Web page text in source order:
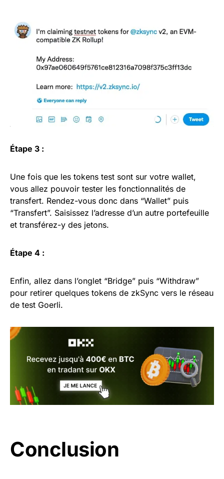
Étape 3 :
Une fois que les tokens test sont sur votre wallet,
vous allez pouvoir tester les fonctionnalités de
transfert. Rendez-vous donc dans “Wallet” puis
“Transfert”. Saisissez l’adresse d’un autre portefeuille
et transférez-y des jetons.
Étape 4 :
Enfin, allez dans l’onglet “Bridge” puis “Withdraw”
pour retirer quelques tokens de zkSync vers le réseau
de test Goerli.
Conclusion